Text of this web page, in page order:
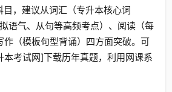
，建议从词汇（专升本核心词
语气、从句等高频考点）、阅读（每
作（模板句型背诵）四方面突破。可
本考试网]下载历年真题，利用网课系